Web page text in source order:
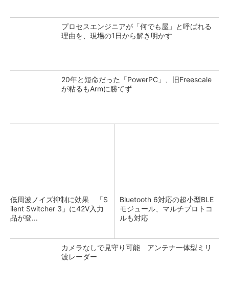
プロセスエンジニアが「何でも屋」と呼ばれる
理由を、現場の1日から解き明かす
20年と短命だった「PowerPC」、旧Freescale
が粘るもArmに勝てず
低周波ノイズ抑制に効果 「S
ilent Switcher 3」に42V入力
品が登...
Bluetooth 6対応の超小型BLE
モジュール、マルチプロトコ
ルも対応
カメラなしで見守り可能 アンテナ一体型ミリ
波レーダー